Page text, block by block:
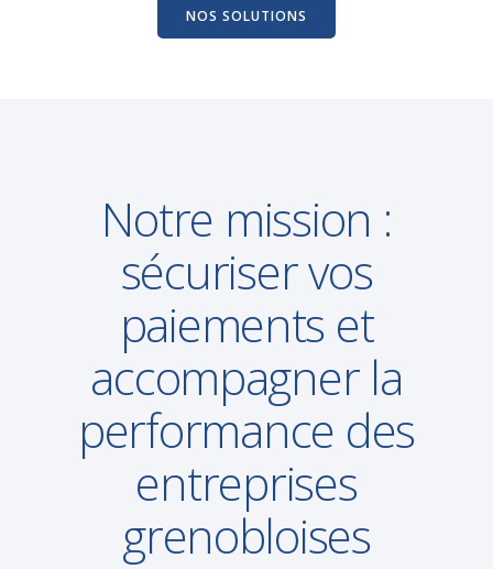
NOS SOLUTIONS
Notre mission :
sécuriser vos
paiements et
accompagner la
performance des
entreprises
grenobloises